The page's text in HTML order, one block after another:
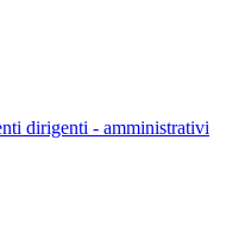
dirigenti - amministrativi